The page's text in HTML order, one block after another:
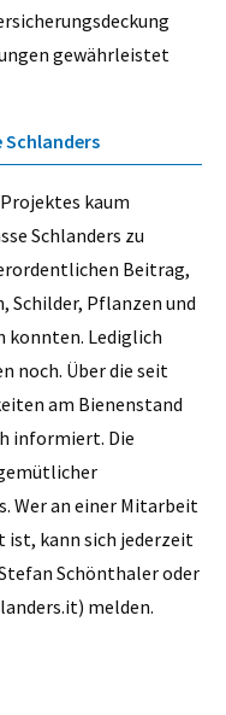
gewährleistet
kaum
Schlanders zu
Beitrag,
Schilder, Pflanzen und
konnten. Lediglich
noch. Über die seit
am Bienenstand
informiert. Die
Wer an einer Mitarbeit
ist, kann sich jederzeit
Schönthaler oder
melden.